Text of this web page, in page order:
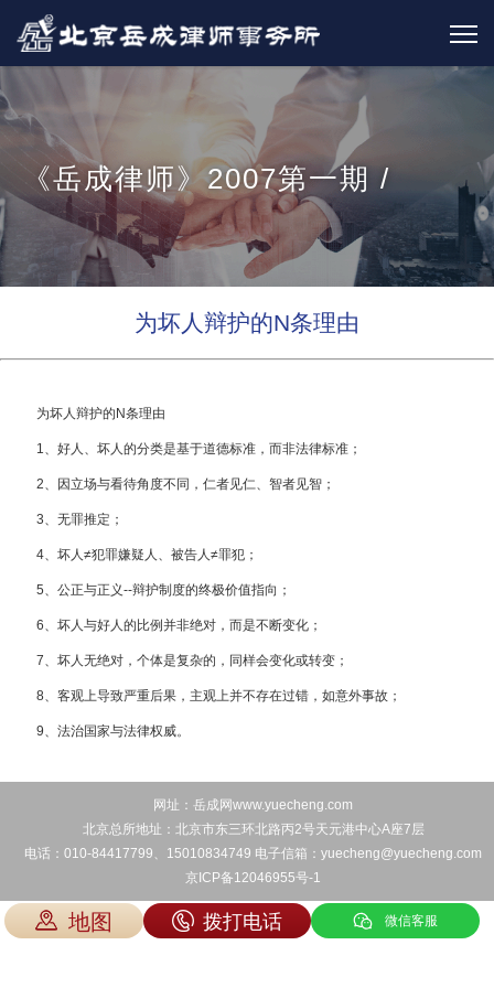
《岳成律师》2007第一期 /
为坏人辩护的N条理由
为坏人辩护的N条理由
1、好人、坏人的分类是基于道德标准，而非法律标准；
2、因立场与看待角度不同，仁者见仁、智者见智；
3、无罪推定；
4、坏人≠犯罪嫌疑人、被告人≠罪犯；
5、公正与正义--辩护制度的终极价值指向；
6、坏人与好人的比例并非绝对，而是不断变化；
7、坏人无绝对，个体是复杂的，同样会变化或转变；
8、客观上导致严重后果，主观上并不存在过错，如意外事故；
9、法治国家与法律权威。
地图 拨打电话 微信客服
网址：岳成网www.yuecheng.com
北京总所地址：北京市东三环北路丙2号天元港中心A座7层
电话：010-84417799、15010834749 电子信箱：yuecheng@yuecheng.com
京ICP备12046955号-1